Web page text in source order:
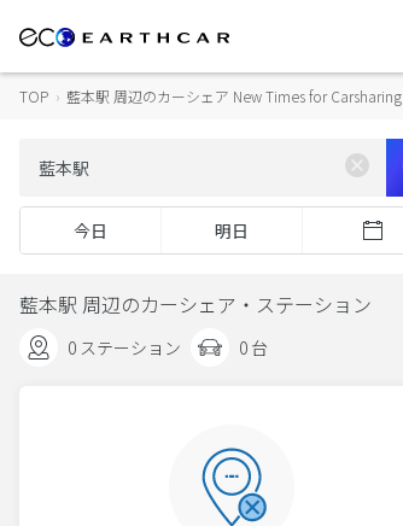
TOP › 藍本駅 周辺のカーシェア New Times for Carsharing
今日 明日
藍本駅 周辺のカーシェア・ステーション
0 ステーション 0 台